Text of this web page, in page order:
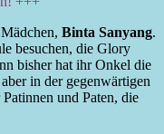
Binta Sanyang.
besuchen, die Glory
bisher hat ihr Onkel die
in der gegenwärtigen
und Paten, die